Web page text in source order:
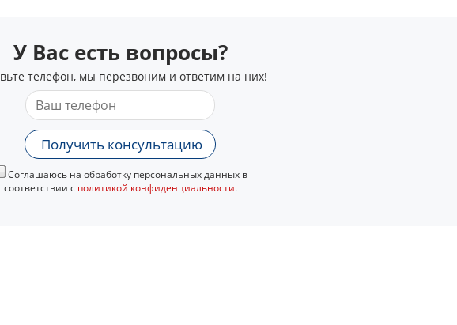
У Вас есть вопросы?
телефон, мы перезвоним и ответим на них!
Получить консультацию
Соглашаюсь на обработку персональных данных в
соответствии с политикой конфиденциальности.